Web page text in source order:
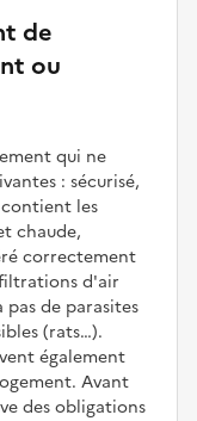
de
ou
qui ne
: sécurisé,
les
chaude,
correctement
d'air
de parasites
(rats…).
également
Avant
des obligations